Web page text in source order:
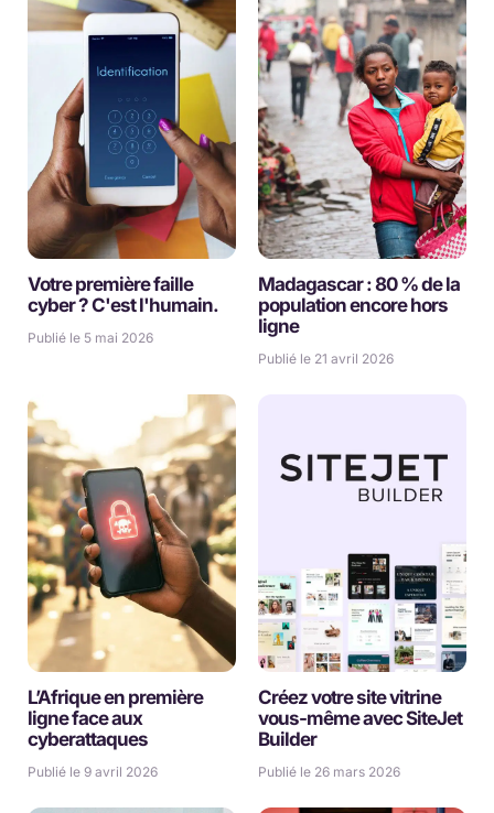
Votre première faille
cyber ? C'est l'humain.
Publié le 5 mai 2026
Madagascar : 80 % de la
population encore hors
ligne
Publié le 21 avril 2026
L’Afrique en première
ligne face aux
cyberattaques
Publié le 9 avril 2026
Créez votre site vitrine
vous-même avec SiteJet
Builder
Publié le 26 mars 2026